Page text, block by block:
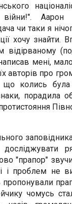
війни!". Аарон
чи таки я
хочу знайти.
мені,
авторів про
колись
порадила
"прапор"
і проблем не
пропонували
чомусь